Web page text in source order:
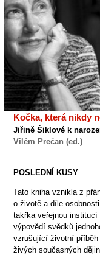
Kočka, která nikdy
Jiřině Šiklové k
Vilém Prečan (ed.)
POSLEDNÍ KUSY
Tato kniha vznikla z
o životě a díle
takřka veřejnou
výpovědí svědků
vzrušující životní příběh
živých současných